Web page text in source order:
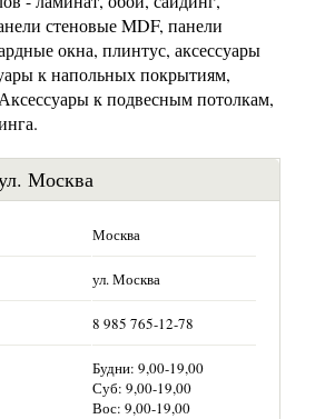
стеновые MDF, панели
окна, плинтус, аксессуары
к напольных покрытиям,
к подвесным потолкам,
Москва
Москва
ул. Москва
8 985 765-12-78
Будни: 9,00-19,00
Суб: 9,00-19,00
Вос: 9,00-19,00